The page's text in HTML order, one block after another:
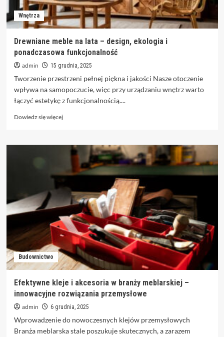
Wnętrza
Drewniane meble na lata – design, ekologia i
ponadczasowa funkcjonalność
admin 15 grudnia, 2025
Tworzenie przestrzeni pełnej piękna i jakości Nasze otoczenie
wpływa na samopoczucie, więc przy urządzaniu wnętrz warto
łączyć estetykę z funkcjonalnością....
Dowiedz się więcejDowiedz
o
Drewniane
na
design,
ekologia
i
ponadczasowa
funkcjonalność
Budownictwo
Efektywne kleje i akcesoria w branży meblarskiej –
innowacyjne rozwiązania przemysłowe
admin 6 grudnia, 2025
Wprowadzenie do nowoczesnych klejów przemysłowych
Branża meblarska stale poszukuje skutecznych, a zarazem